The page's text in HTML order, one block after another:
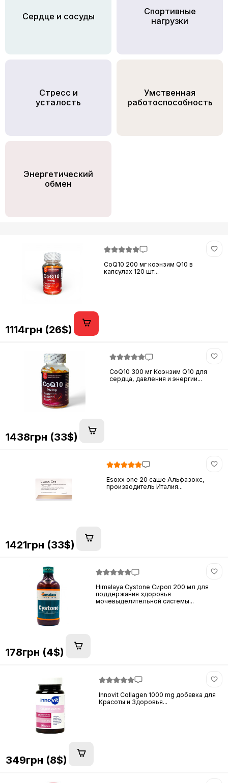
Сердце и сосуды
Спортивные
нагрузки
Стресс и
усталость
Умственная
работоспособность
Энергетический
обмен
CoQ10 200 мг коэнзим Q10 в
капсулах 120 шт...
1114грн (26$)
CoQ10 300 мг Коэнзим Q10 для
сердца, давления и энергии...
1438грн (33$)
Esoxx one 20 саше Альфазокс,
производитель Италия...
1421грн (33$)
Himalaya Cystone Сироп 200 мл для
поддержания здоровья
мочевыделительной системы...
178грн (4$)
Innovit Collagen 1000 mg добавка для
Красоты и Здоровья...
349грн (8$)